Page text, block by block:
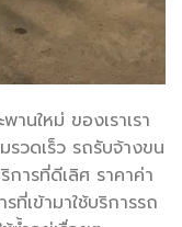
นใหม่ ของเราเรา
รวดเร็ว รถรับจ้างขน
ารที่ดีเลิศ ราคาค่า
ที่เข้ามาใช้บริการรถ